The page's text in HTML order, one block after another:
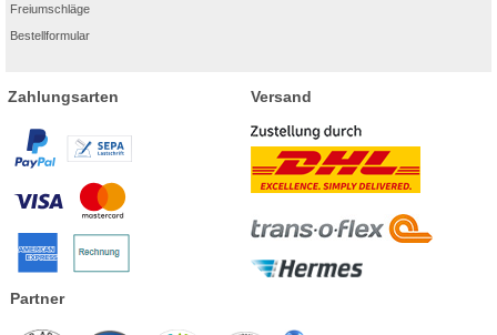
Freiumschläge
Bestellformular
Zahlungsarten Versand
Partner